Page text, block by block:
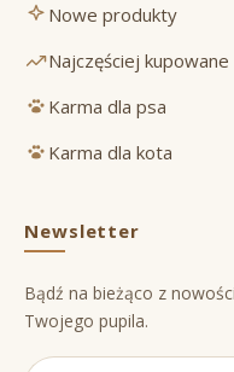
Nowe produkty
Najczęściej kupowane
Karma dla psa
Karma dla kota
Newsletter
Bądź na bieżąco z
Twojego pupila.